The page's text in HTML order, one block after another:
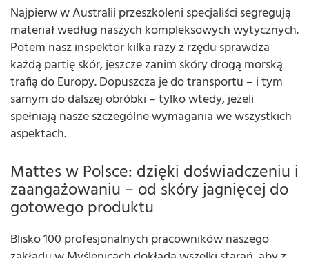
Najpierw w Australii przeszkoleni specjaliści segregują
materiał według naszych kompleksowych wytycznych.
Potem nasz inspektor kilka razy z rzędu sprawdza
każdą partię skór, jeszcze zanim skóry drogą morską
trafią do Europy. Dopuszcza je do transportu – i tym
samym do dalszej obróbki – tylko wtedy, jeżeli
spełniają nasze szczególne wymagania we wszystkich
aspektach.
Mattes w Polsce: dzięki doświadczeniu i
zaangażowaniu – od skóry jagnięcej do
gotowego produktu
Blisko 100 profesjonalnych pracowników naszego